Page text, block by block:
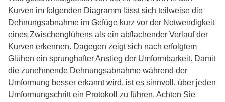
Kurven im folgenden Diagramm lässt sich teilweise die
Dehnungsabnahme im Gefüge kurz vor der Notwendigkeit
eines Zwischenglühens als ein abflachender Verlauf der
Kurven erkennen. Dagegen zeigt sich nach erfolgtem
Glühen ein sprunghafter Anstieg der Umformbarkeit. Damit
die zunehmende Dehnungsabnahme während der
Umformung besser erkannt wird, ist es sinnvoll, über jeden
Umformungschritt ein Protokoll zu führen. Achten Sie